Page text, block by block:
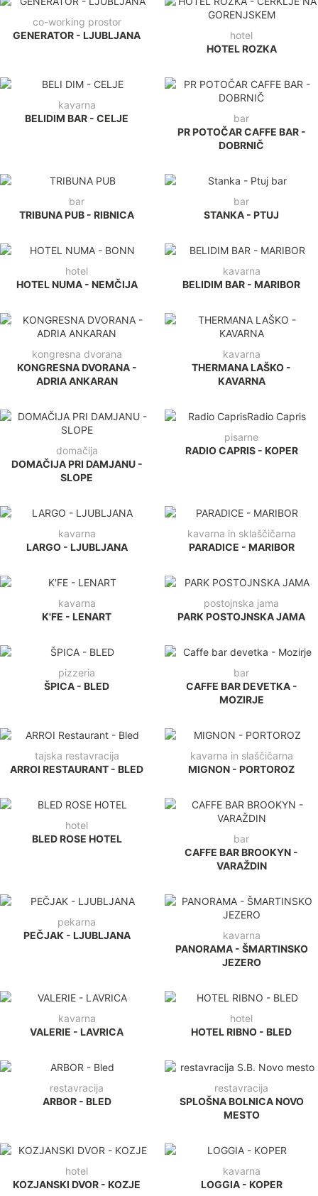
co-working prostor
GENERATOR - LJUBLJANA
hotel
HOTEL ROZKA
kavarna
BELIDIM BAR - CELJE
bar
PR POTOČAR CAFFE BAR -
DOBRNIČ
bar
TRIBUNA PUB - RIBNICA
bar
STANKA - PTUJ
hotel
HOTEL NUMA - NEMČIJA
kavarna
BELIDIM BAR - MARIBOR
kongresna dvorana
KONGRESNA DVORANA -
ADRIA ANKARAN
kavarna
THERMANA LAŠKO -
KAVARNA
domačija
DOMAČIJA PRI DAMJANU -
SLOPE
pisarne
RADIO CAPRIS - KOPER
kavarna
LARGO - LJUBLJANA
kavarna in sklaščičarna
PARADICE - MARIBOR
kavarna
K'FE - LENART
postojnska jama
PARK POSTOJNSKA JAMA
pizzeria
ŠPICA - BLED
bar
CAFFE BAR DEVETKA -
MOZIRJE
tajska restavracija
ARROI RESTAURANT - BLED
kavarna in slaščičarna
MIGNON - PORTOROZ
hotel
BLED ROSE HOTEL
bar
CAFFE BAR BROOKYN -
VARAŽDIN
pekarna
PEČJAK - LJUBLJANA
kavarna
PANORAMA - ŠMARTINSKO
JEZERO
kavarna
VALERIE - LAVRICA
hotel
HOTEL RIBNO - BLED
restavracija
ARBOR - BLED
restavracija
SPLOŠNA BOLNICA NOVO
MESTO
hotel
KOZJANSKI DVOR - KOZJE
kavarna
LOGGIA - KOPER